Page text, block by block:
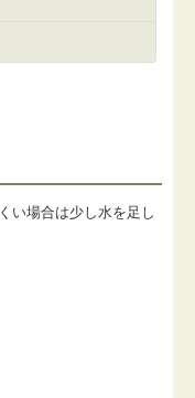
い場合は少し水を足し